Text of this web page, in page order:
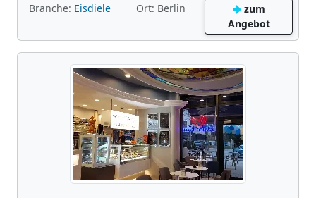
Branche: Eisdiele Ort: Berlin
zum
Angebot